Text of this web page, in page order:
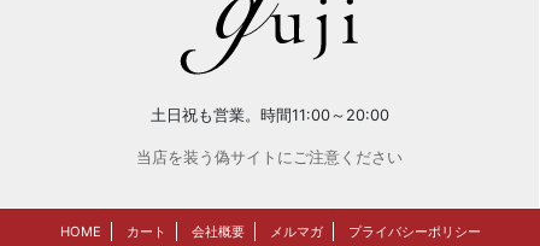
土日祝も営業。時間11:00～20:00
当店を装う偽サイトにご注意ください
HOME カート 会社概要 メルマガ プライバシーポリシー